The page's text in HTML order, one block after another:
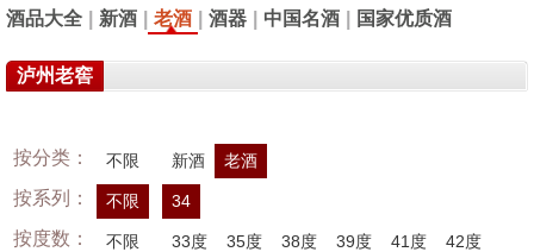
酒品大全 新酒 老酒 酒器 中国名酒 国家优质酒
泸州老窖
按分类： 不限 新酒 老酒
按系列： 不限 34
按度数： 不限 33度 35度 38度 39度 41度
42度